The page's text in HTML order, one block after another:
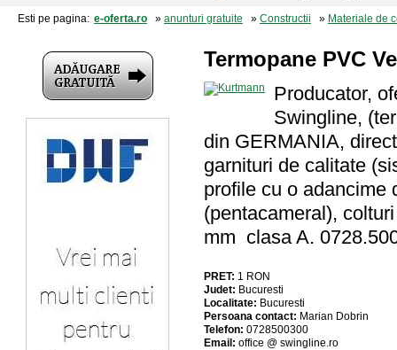
Esti pe pagina: e-oferta.ro » anunturi gratuite » Constructii » Materiale de
Termopane PVC
Producator,
Swingline,
din GERMANIA,
garnituri de calitate
profile cu o adancime
(pentacameral),
mm  clasa A.
PRET: 1 RON
Judet: Bucuresti
Localitate: Bucuresti
Persoana contact: Marian Dobrin
Telefon: 0728500300
Email: office @ swingline.ro